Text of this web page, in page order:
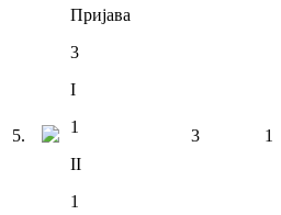
5.
Пријава
3
I
1
II
1
3 1